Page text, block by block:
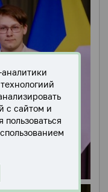
с сайтом и
пользоваться